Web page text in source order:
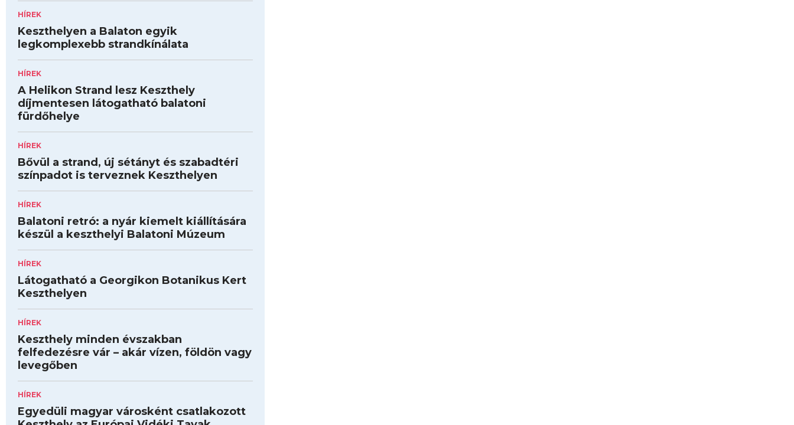
HÍREK
Keszthelyen a Balaton egyik
legkomplexebb strandkínálata
HÍREK
A Helikon Strand lesz Keszthely
díjmentesen látogatható balatoni
fürdőhelye
HÍREK
Bővül a strand, új sétányt és szabadtéri
színpadot is terveznek Keszthelyen
HÍREK
Balatoni retró: a nyár kiemelt kiállítására
készül a keszthelyi Balatoni Múzeum
HÍREK
Látogatható a Georgikon Botanikus Kert
Keszthelyen
HÍREK
Keszthely minden évszakban
felfedezésre vár – akár vízen, földön vagy
levegőben
HÍREK
Egyedüli magyar városként csatlakozott